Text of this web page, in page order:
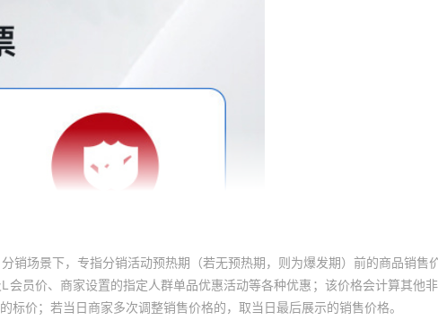
销场景下，专指分销活动预热期（若无预热期，则为爆发期）前的商品销售
员价、商家设置的指定人群单品优惠活动等各种优惠；该价格会计算其他
价；若当日商家多次调整销售价格的，取当日最后展示的销售价格。